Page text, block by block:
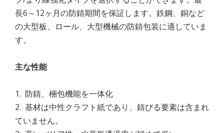
長6～12ヶ月の防錆期間を保証します。鉄鋼、銅など
の大型板、ロール、大型機械の防錆包装に適していま
す。
主な性能
1. 防錆、梱包機能を一体化
2. 基材は中性クラフト紙であり、錆びる要素は含まれ
ていません。